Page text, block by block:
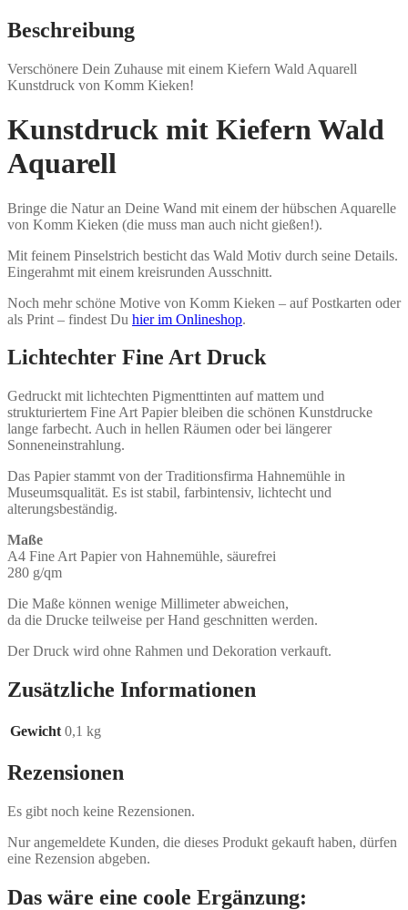
Beschreibung
Verschönere Dein Zuhause mit einem Kiefern Wald Aquarell
Kunstdruck von Komm Kieken!
Kunstdruck mit Kiefern Wald
Aquarell
Bringe die Natur an Deine Wand mit einem der hübschen Aquarelle
von Komm Kieken (die muss man auch nicht gießen!).
Mit feinem Pinselstrich besticht das Wald Motiv durch seine Details.
Eingerahmt mit einem kreisrunden Ausschnitt.
Noch mehr schöne Motive von Komm Kieken – auf Postkarten oder
als Print – findest Du hier im Onlineshop.
Lichtechter Fine Art Druck
Gedruckt mit lichtechten Pigmenttinten auf mattem und
strukturiertem Fine Art Papier bleiben die schönen Kunstdrucke
lange farbecht. Auch in hellen Räumen oder bei längerer
Sonneneinstrahlung.
Das Papier stammt von der Traditionsfirma Hahnemühle in
Museumsqualität. Es ist stabil, farbintensiv, lichtecht und
alterungsbeständig.
Maße
A4 Fine Art Papier von Hahnemühle, säurefrei
280 g/qm
Die Maße können wenige Millimeter abweichen,
da die Drucke teilweise per Hand geschnitten werden.
Der Druck wird ohne Rahmen und Dekoration verkauft.
Zusätzliche Informationen
Gewicht 0,1 kg
Rezensionen
Es gibt noch keine Rezensionen.
Nur angemeldete Kunden, die dieses Produkt gekauft haben, dürfen
eine Rezension abgeben.
Das wäre eine coole Ergänzung: